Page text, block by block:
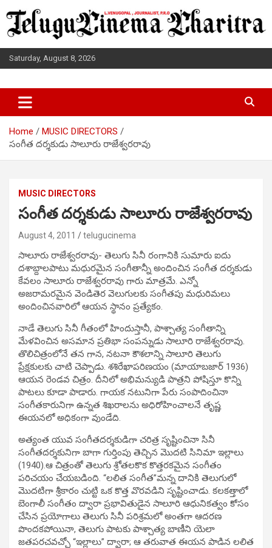
to
content
Saturday, August 8, 2026
TELUGUCINEMA CHARITRA
Home
MUSIC DIRECTORS
సంగీత దర్శకుడు సాలూరు రాజేశ్వరరావు
MUSIC DIRECTORS
సంగీత దర్శకుడు సాలూరు రాజేశ్వరరావు
August 4, 2011 telugucinema
సాలూరు రాజేశ్వరరావు- తెలుగు సినీ రంగానికి సుమారు ఐదు
దశాబ్దాలపాటు మధురమైన సంగీతాన్నీ అందించిన సంగీత దర్శకుడు
కేవలం సాలూరు రాజేశ్వరరావు గారు మాత్రమే. ఎన్నో
అజరామరమైన వెండితెర వెలుగులకు సంగీతపు మధురిమలు
అందించినవారిలో ఆయన స్థానం ప్రత్యేకం.
నాడే తెలుగు సినీ గీతంలో హిందుస్తానీ, పాశ్చాత్య సంగీతాన్ని
మేళవించిన అసమాన ప్రతిభా సంపన్నుడు సాలూరి రాజేశ్వరరావు.
తొలిచిత్రంలోనే తన గాన, నటనా కౌశలాన్ని సాలూరి తెలుగు
ప్రేక్షకులకు చాటి చెప్పాడు. శశిరేఖాపరిణయం (మాయాబజార్‌ 1936)
ఆయన రెండవ చిత్రం. దీనిలో అభిమన్యుడి పాత్రని పోషిస్తూ కొన్ని
పాటలు కూడా పాడారు. గాయక నటునిగా పేరు సంపాదించినా
సంగీతకారునిగా ఉన్నత శిఖరాలను అధిరోహించాలనే తృష్ణ
ఈయనలో అధికంగా వుండేది.
అత్యంత యువ సంగీతదర్శకుడిగా చరిత్ర సృష్టించినా సినీ
సంగీతదర్శకునిగా బాగా గుర్తింపు తెచ్చిన మొదటి సినిమా ఇల్లాలు
(1940).ఆ చిత్రంతో తెలుగు శ్రోతలకొక కొత్తరకమైన సంగీతం
పరిచయం చేయబడింది. “లలిత సంగీత”మన్న దానికి తెలుగులో
మొదటిగా శ్రీకారం చుట్టి ఒక కొత్త వొరవడిని సృష్టించాడు. కలకత్తాలో
బెంగాలీ సంగీతం ద్వారా ప్రభావితుడైన సాలూరి ఆధునికత్వం కోసం
చేసిన ప్రయోగాలు తెలుగు సినీ పరిశ్రమలో అంతగా ఆదరణ
పొందకపోయినా, తెలుగు పాటకు పాశ్చాత్య బాణీని యెలా
జతపరచవచ్చో “ఇల్లాలు” ద్వారా; ఆ తరువాత ఈయన పాడిన లలిత